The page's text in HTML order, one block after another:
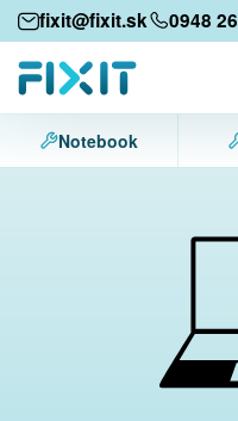
fixit@fixit.sk 0948
Mobilné zariadenia
Mobilné telefóny
Tablety
Notebook